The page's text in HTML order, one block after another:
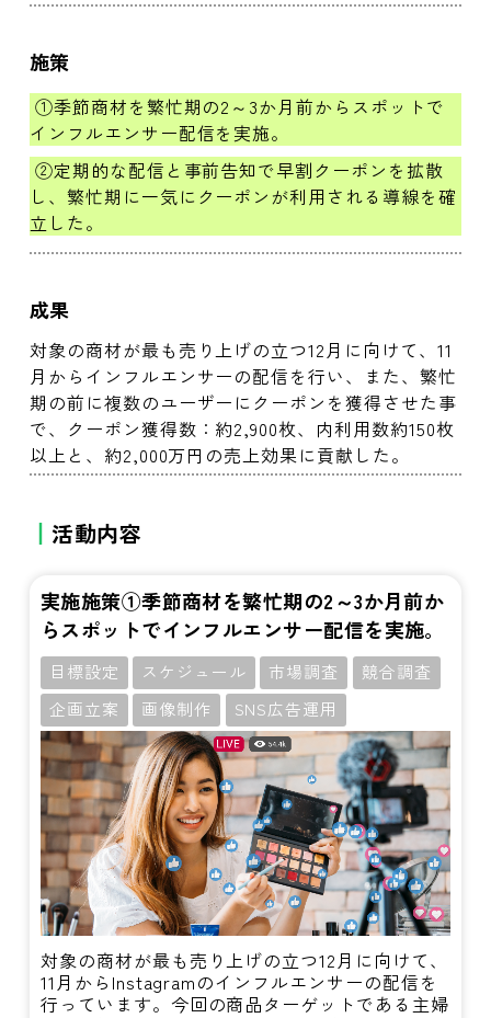
施策
①季節商材を繁忙期の2～3か月前からスポットで
インフルエンサー配信を実施。
②定期的な配信と事前告知で早割クーポンを拡散
し、繁忙期に一気にクーポンが利用される導線を確
立した。
成果
対象の商材が最も売り上げの立つ12月に向けて、11
月からインフルエンサーの配信を行い、また、繁忙
期の前に複数のユーザーにクーポンを獲得させた事
で、クーポン獲得数：約2,900枚、内利用数約150枚
以上と、約2,000万円の売上効果に貢献した。
活動内容
実施施策①季節商材を繁忙期の2～3か月前か
らスポットでインフルエンサー配信を実施。
目標設定 スケジュール 市場調査
競合調査
企画立案
画像制作 SNS広告運用
対象の商材が最も売り上げの立つ12月に向けて、
11月からInstagramのインフルエンサーの配信を
行っています。今回の商品ターゲットである主婦